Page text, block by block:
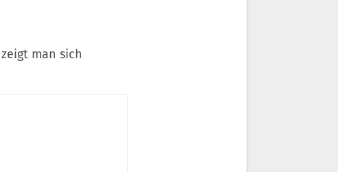
man sich